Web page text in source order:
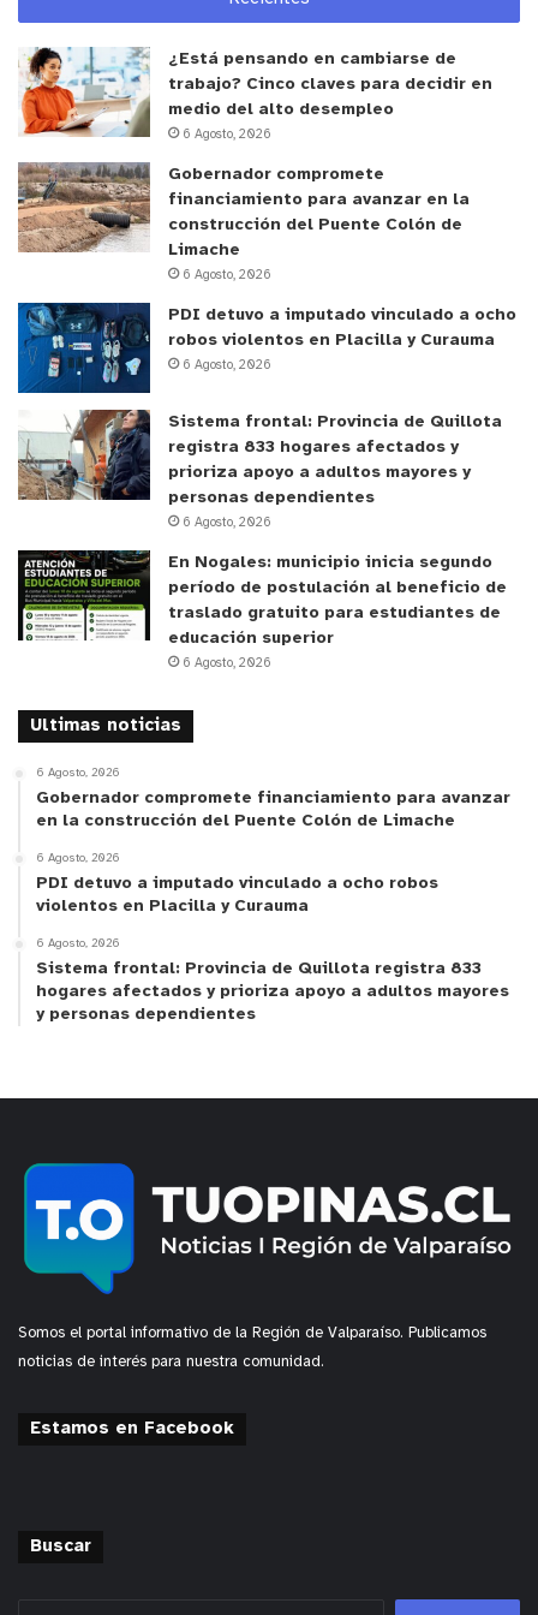
“Es una medida arbitraria, clasista y
discriminadora, porque privilegia a unos por sobre
otros. Tenemos que manifestar que esto no se
trata de no vacunarse. Yo tengo las cuatro dosis,
tengo la libertad de hacerlo, pero no puedo obligar
a nadie a hacerlo. Eso es parte de la libertad. El
Pase de Movilidad afecta nuestra libertad”, afirmó
Finalmente la parlamentaria Gloria Naveillán,
representante de La Araucanía, se sumó a las
palabras de Araya y lamentó la medida, pues según
dijo, “hay personas que no tienen al día su pase de
movilidad y hoy no les está permitido entrar a
trabajar, solamente los jueves y los viernes que no
estamos los diputados. A mí me parece que eso no
corresponde, porque no puede ser que en el
congreso de Chile haya personas de segunda
categoría”.
¿Está pensando en cambiarse de
trabajo? Cinco claves para decidir en
medio del alto desempleo
6 Agosto, 2026
Gobernador compromete
financiamiento para avanzar en la
construcción del Puente Colón de
Limache
6 Agosto, 2026
PDI detuvo a imputado vinculado a ocho
robos violentos en Placilla y Curauma
6 Agosto, 2026
Sistema frontal: Provincia de Quillota
registra 833 hogares afectados y
prioriza apoyo a adultos mayores y
personas dependientes
6 Agosto, 2026
En Nogales: municipio inicia segundo
período de postulación al beneficio de
traslado gratuito para estudiantes de
educación superior
6 Agosto, 2026
Ultimas noticias
6 Agosto, 2026
Gobernador compromete financiamiento para avanzar
en la construcción del Puente Colón de Limache
6 Agosto, 2026
PDI detuvo a imputado vinculado a ocho robos
violentos en Placilla y Curauma
6 Agosto, 2026
Sistema frontal: Provincia de Quillota registra 833
hogares afectados y prioriza apoyo a adultos mayores
y personas dependientes
Somos el portal informativo de la Región de Valparaíso. Publicamos
noticias de interés para nuestra comunidad.
Estamos en Facebook
Buscar